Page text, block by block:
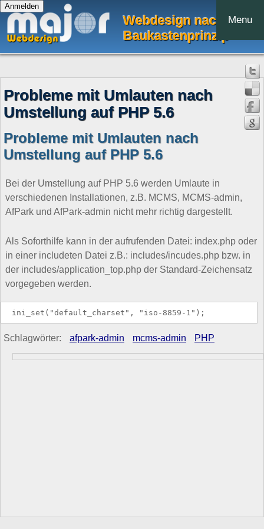
Webdesign nach dem
Baukastenprinzip
Menu
Probleme mit Umlauten nach
Umstellung auf PHP 5.6
Probleme mit Umlauten nach
Umstellung auf PHP 5.6
Bei der Umstellung auf PHP 5.6 werden Umlaute in
verschiedenen Installationen, z.B. MCMS, MCMS-admin,
AfPark und AfPark-admin nicht mehr richtig dargestellt.
Als Soforthilfe kann in der aufrufenden Datei: index.php oder
in einer includeten Datei z.B.: includes/incudes.php bzw. in
der includes/application_top.php der Standard-Zeichensatz
vorgegeben werden.
Schlagwörter: afpark-admin mcms-admin PHP